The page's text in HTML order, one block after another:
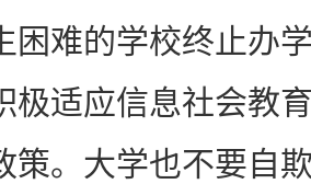
困难的学校终止办
极适应信息社会教
策。大学也不要自